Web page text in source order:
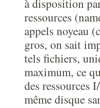
à disposition
ressources
appels noyeau
gros, on sait
tels fichiers,
maximum, ce
des ressources
même disque